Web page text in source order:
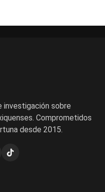
investigación sobre
Comprometidos
desde 2015.